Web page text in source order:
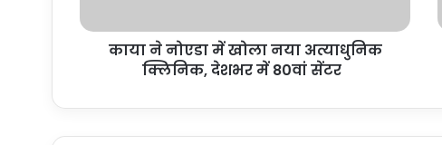
काया ने नोएडा में खोला नया अत्याधुनिक
क्लिनिक, देशभर में 80वां सेंटर